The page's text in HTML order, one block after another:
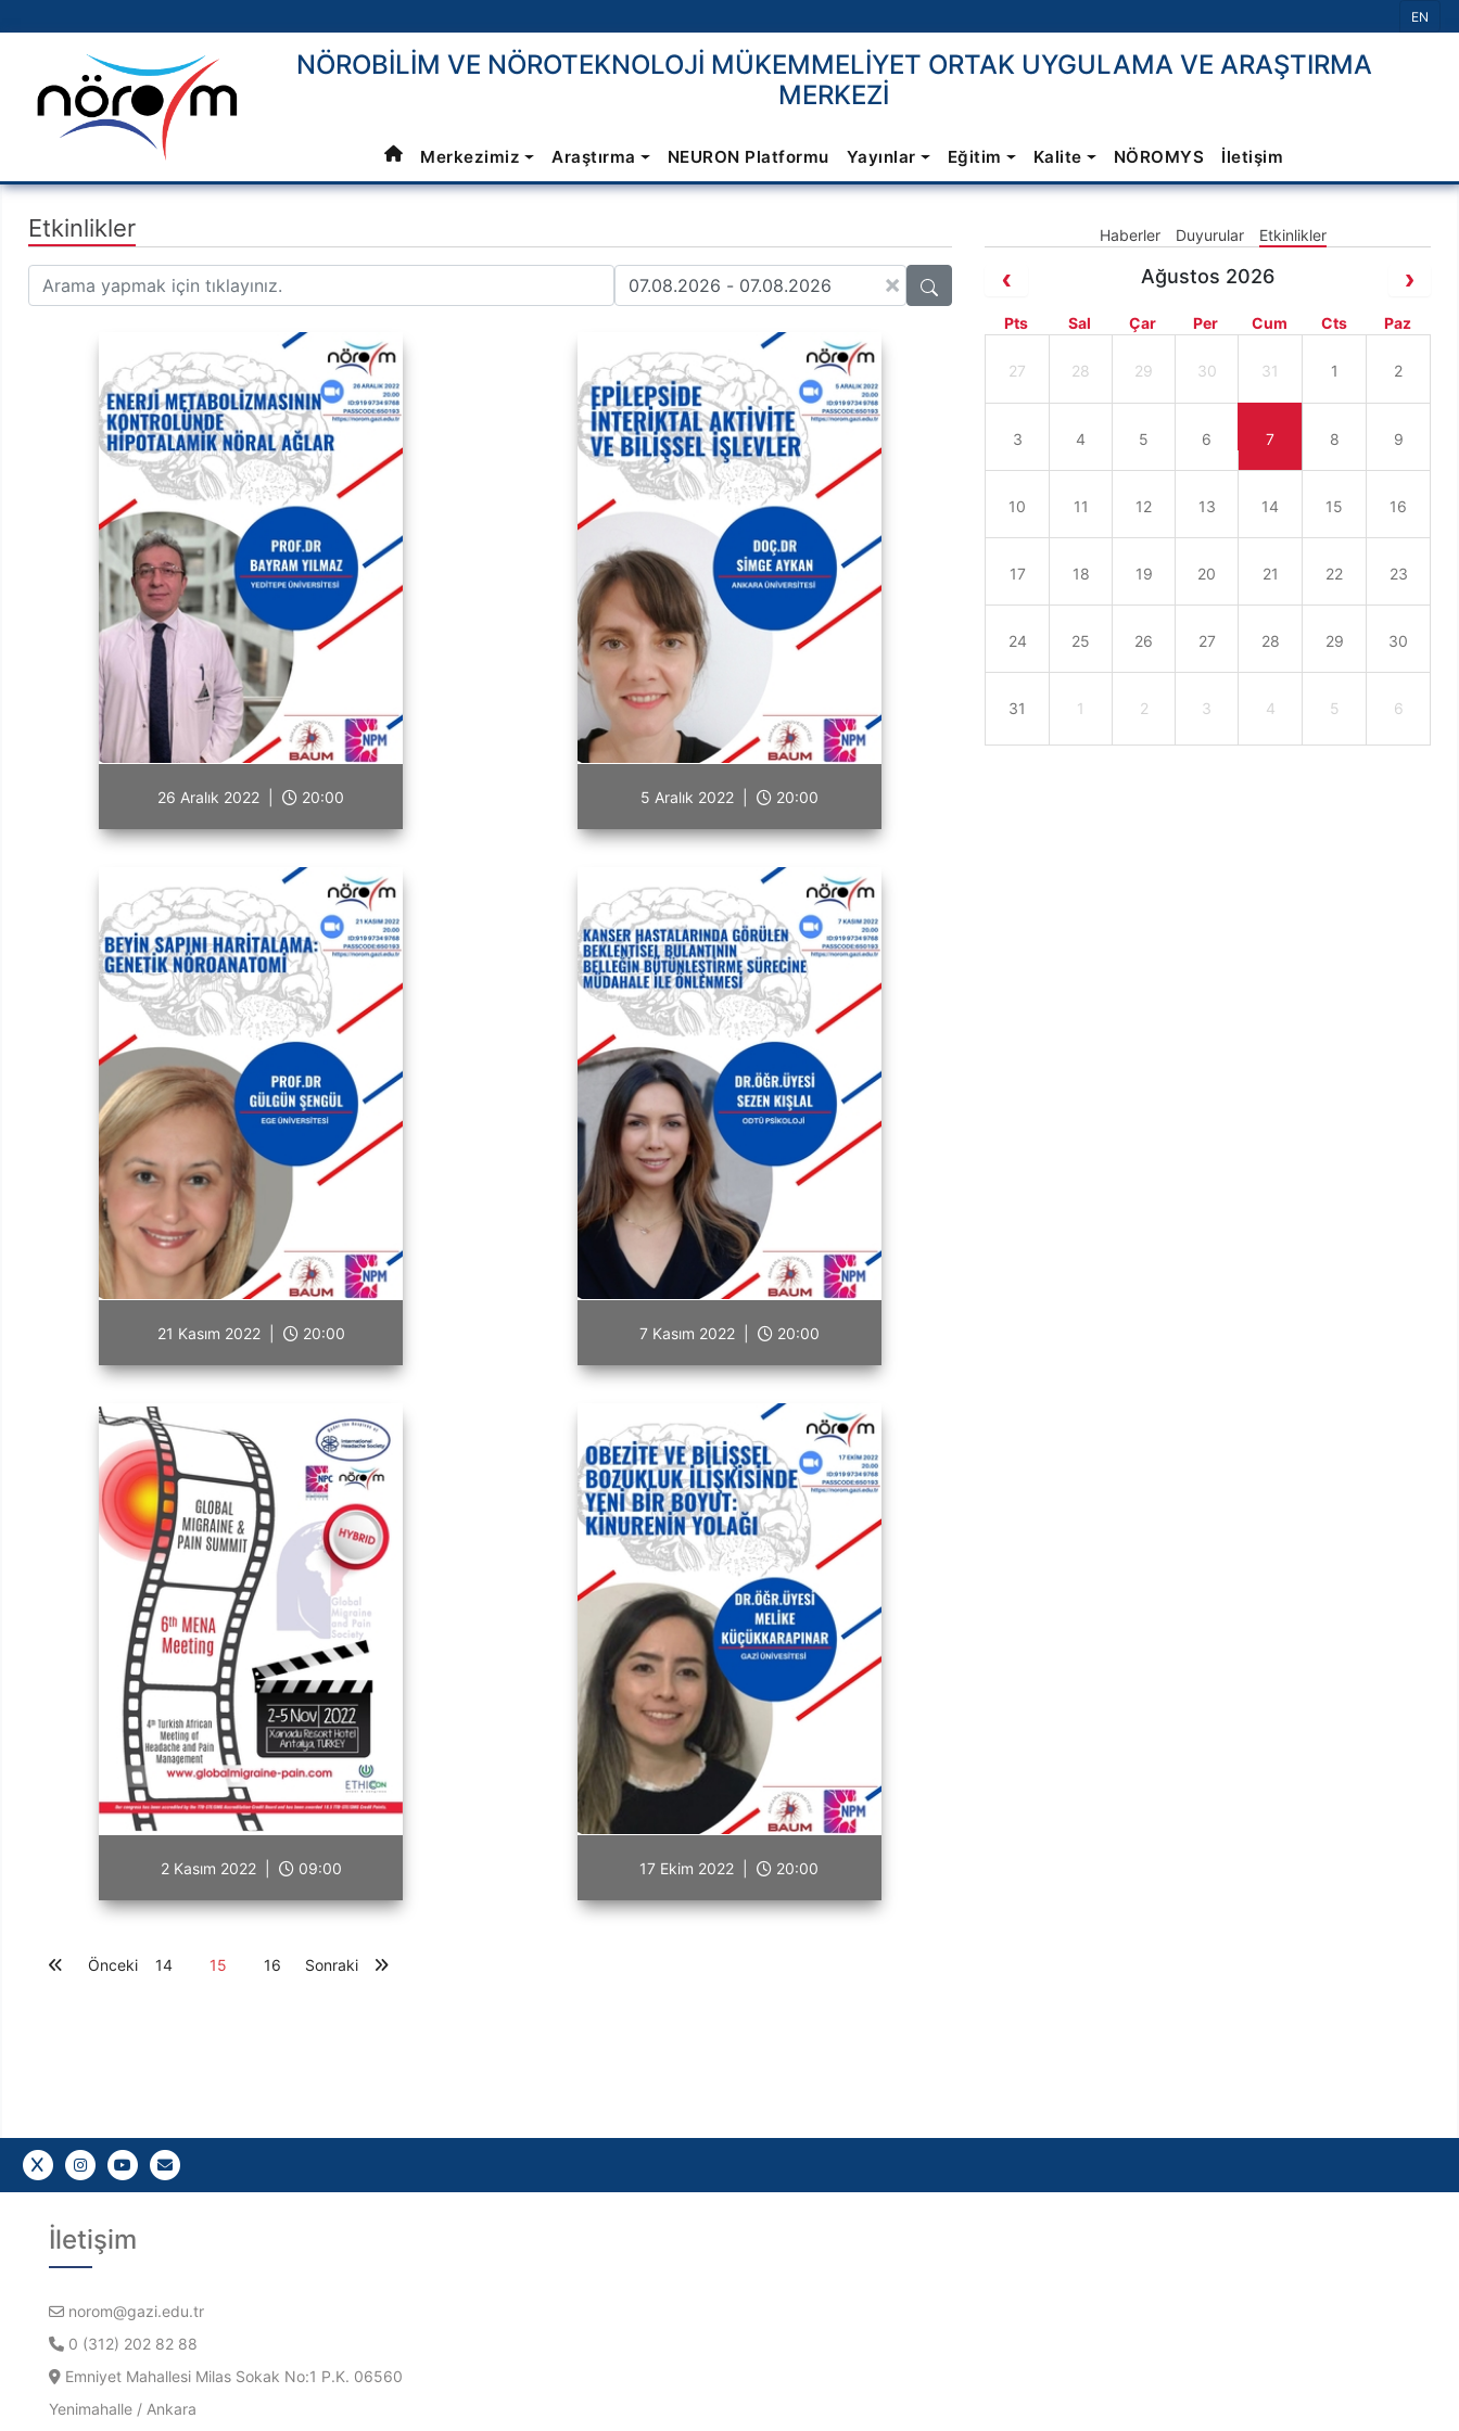
Dil
EN
NÖROBİLİM VE NÖROTEKNOLOJİ MÜKEMMELİYET ORTAK UYGULAMA VE ARAŞTIRMA
MERKEZİ
Merkezimiz Araştırma NEURON Platformu Yayınlar Eğitim Kalite NÖROMYS İletişim
Etkinlikler
×
26 Aralık 2022 | 20:00 5 Aralık 2022 | 20:00
21 Kasım 2022 | 20:00 7 Kasım 2022 | 20:00
2 Kasım 2022 | 09:00 17 Ekim 2022 | 20:00
Önceki 14 15 16 Sonraki
Haberler Duyurular Etkinlikler
Ağustos 2026
Pts Sal Çar Per Cum Cts Paz
27 28 29 30 31 1 2
3 4 5 6 7 8 9
10 11 12 13 14 15 16
17 18 19 20 21 22 23
24 25 26 27 28 29 30
31 1 2 3 4 5 6
Bizi takip edin
Bizi takip edin
YouTubeGazi E-Mail
İletişim
norom@gazi.edu.tr
0 (312) 202 82 88
Emniyet Mahallesi Milas Sokak No:1 P.K. 06560
Yenimahalle / Ankara